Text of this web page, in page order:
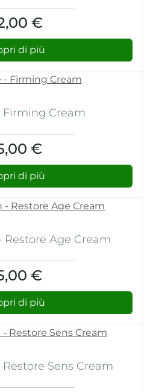
€
di più
Cream
€
di più
Restore Age Cream
€
di più
Sens Cream